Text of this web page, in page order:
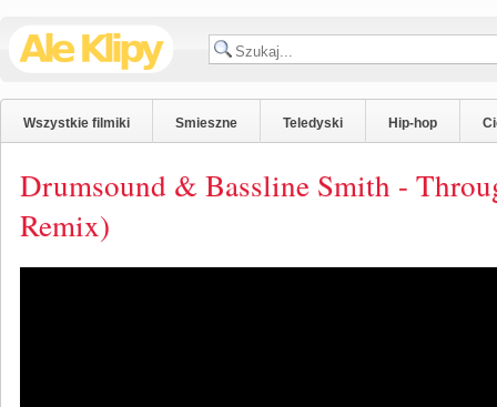
Wszystkie filmiki Smieszne Teledyski Hip-hop
Drumsound & Bassline Smith -
Remix)